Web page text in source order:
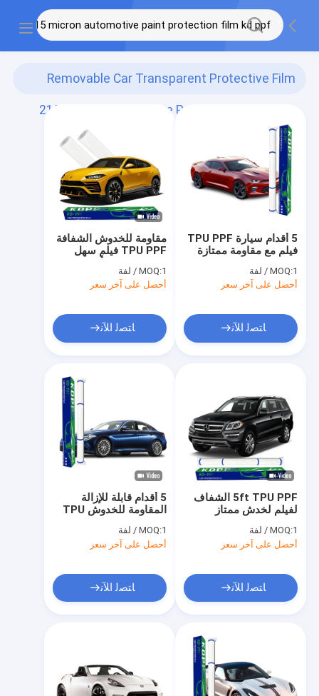
Removable Car Transparent Protective Film
215 Micron Automotive Paint Protection Film
Kd Ppf
(8)
مقاومة للخدوش الشفافة
TPU PPF فيلم سهل
MOQ:1 / لفة
أحصل على آخر سعر
ﺎﺘﺼﻟ ﺍﻶﻧ
5 أقدام سيارة TPU PPF
فيلم مع مقاومة ممتازة
MOQ:1 / لفة
أحصل على آخر سعر
ﺎﺘﺼﻟ ﺍﻶﻧ
5 أقدام قابلة للإزالة
المقاومة للخدوش TPU
MOQ:1 / لفة
أحصل على آخر سعر
ﺎﺘﺼﻟ ﺍﻶﻧ
5ft TPU PPF الشفاف
لفيلم لخدش ممتاز
MOQ:1 / لفة
أحصل على آخر سعر
ﺎﺘﺼﻟ ﺍﻶﻧ